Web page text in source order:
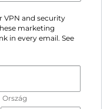
VPN and security
marketing
in every email. See
Ország